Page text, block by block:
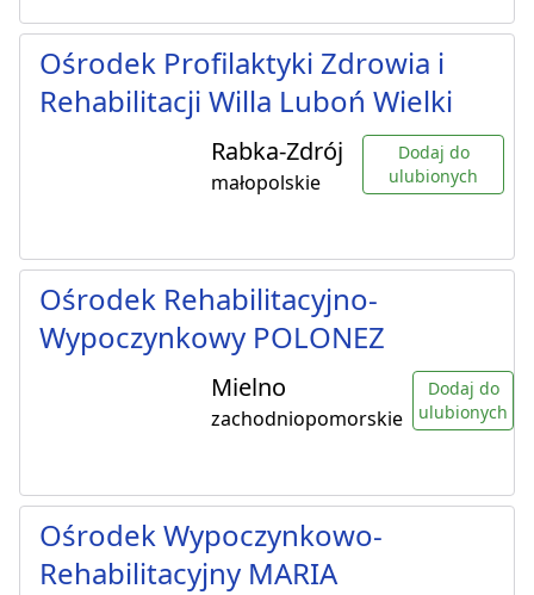
Ośrodek Profilaktyki Zdrowia i
Rehabilitacji Willa Luboń Wielki
Rabka-Zdrój
małopolskie
Dodaj do
ulubionych
Ośrodek Rehabilitacyjno-
Wypoczynkowy POLONEZ
Mielno
zachodniopomorskie
Dodaj do
ulubionych
Ośrodek Wypoczynkowo-
Rehabilitacyjny MARIA